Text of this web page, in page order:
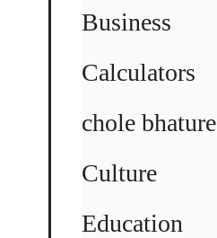
Business
Calculators
chole bhature
Culture
Education